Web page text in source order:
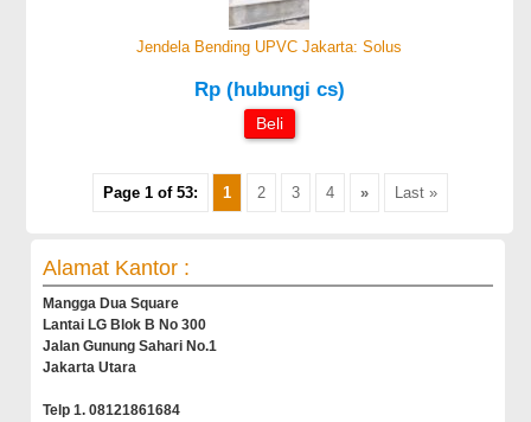
Jendela Bending UPVC Jakarta: Solus
Rp (hubungi cs)
Beli
Page 1 of 53: 1 2 3 4 » Last »
Alamat Kantor :
Mangga Dua Square
Lantai LG Blok B No 300
Jalan Gunung Sahari No.1
Jakarta Utara
Telp 1. 08121861684